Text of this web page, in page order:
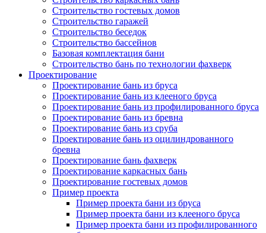
Строительство гостевых домов
Строительство гаражей
Строительство беседок
Строительство бассейнов
Базовая комплектация бани
Строительство бань по технологии фахверк
Проектирование
Проектирование бань из бруса
Проектирование бань из клееного бруса
Проектирование бань из профилированного бруса
Проектирование бань из бревна
Проектирование бань из сруба
Проектирование бань из оцилиндрованного
бревна
Проектирование бань фахверк
Проектирование каркасных бань
Проектирование гостевых домов
Пример проекта
Пример проекта бани из бруса
Пример проекта бани из клееного бруса
Пример проекта бани из профилированного